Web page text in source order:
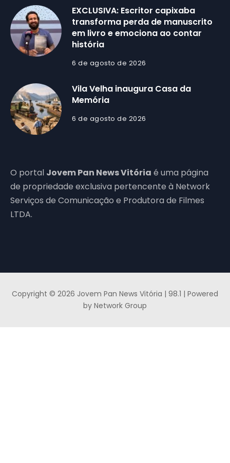
EXCLUSIVA: Escritor capixaba
transforma perda de manuscrito
em livro e emociona ao contar
história
6 de agosto de 2026
Vila Velha inaugura Casa da
Memória
6 de agosto de 2026
O portal Jovem Pan News Vitória é uma página
de propriedade exclusiva pertencente à Network
Serviços de Comunicação e Produtora de Filmes
LTDA.
Copyright © 2026 Jovem Pan News Vitória | 98.1 | Powered
by Network Group